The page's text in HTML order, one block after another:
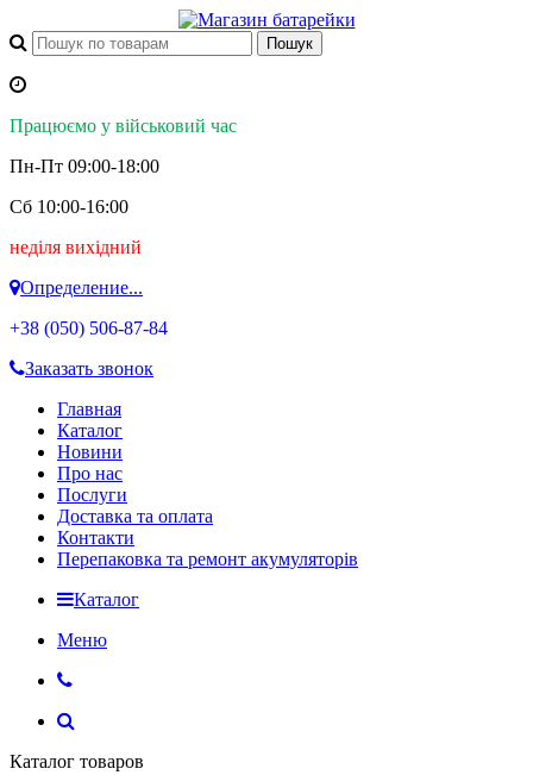
Працюємо у військовий час
Пн-Пт 09:00-18:00
Сб 10:00-16:00
неділя вихідний
Определение...
+38 (050) 506-87-84
Заказать звонок
Главная
Каталог
Новини
Про нас
Послуги
Доставка та оплата
Контакти
Перепаковка та ремонт акумуляторів
Каталог
Меню
Каталог товаров